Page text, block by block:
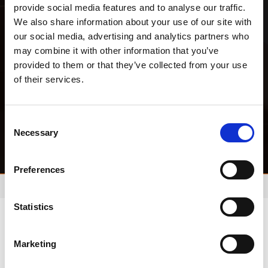
provide social media features and to analyse our traffic.
We also share information about your use of our site with
our social media, advertising and analytics partners who
may combine it with other information that you’ve
provided to them or that they’ve collected from your use
of their services.
e
Necessary
Preferences
Statistics
Marketing